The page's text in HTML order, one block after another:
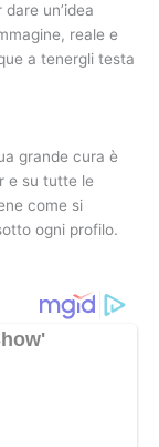
un’idea
reale e
a tenergli testa
grande cura è
e su tutte le
come si
ogni profilo.